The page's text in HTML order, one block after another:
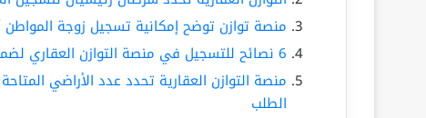
منصة توازن توضح إمكانية تسجيل زوجة
6 نصائح للتسجيل في منصة التوازن العقاري لضمان الأهلية والأولوية للحصول على أرض في الرياض
منصة التوازن العقارية تحدد عدد الأراضي
الطلب